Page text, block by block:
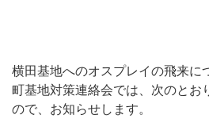
横田基地へのオスプレイの飛来に
町基地対策連絡会では、次のとお
ので、お知らせします。